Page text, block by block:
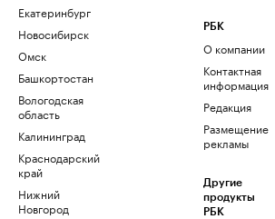
Екатеринбург
Новосибирск
Омск
Башкортостан
Вологодская
область
Калининград
Краснодарский
край
Нижний
Новгород
РБК
О компании
Контактная
информация
Редакция
Размещение
рекламы
Другие
продукты
РБК